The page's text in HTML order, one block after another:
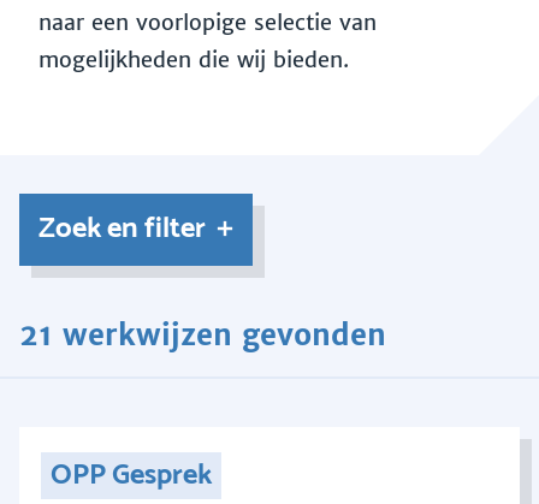
naar een voorlopige selectie van
mogelijkheden die wij bieden.
Zoek en filter
21 werkwijzen gevonden
OPP Gesprek